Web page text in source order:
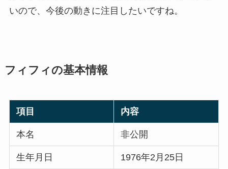
いので、今後の動きに注目したいですね。
フィフィの基本情報
項目 内容
本名 非公開
生年月日 1976年2月25日